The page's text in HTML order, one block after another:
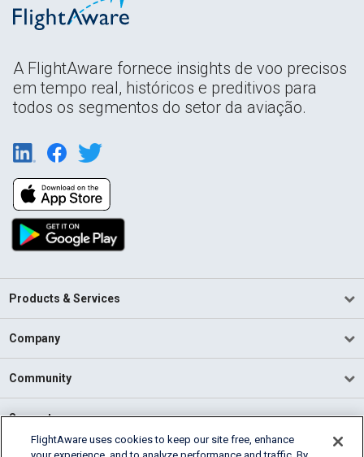
A FlightAware fornece insights de voo precisos
em tempo real, históricos e preditivos para
todos os segmentos do setor da aviação.
Products & Services
Company
Community
Support
FlightAware uses cookies to keep our site free, enhance